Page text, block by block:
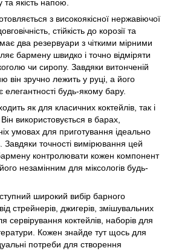
якість напою.
з високоякісної нержавіючої
стійкість до корозії та
має два резервуари з чіткими мірними
бармену швидко і точно відміряти
чи сиропу. Завдяки витонченій
він зручно лежить у руці, а його
будь-якому бару.
як для класичних коктейлів, так і
використовується в барах,
умовах для приготування ідеально
Завдяки точності вимірювання цей
контролювати кожен компонент
незамінним для міксологів будь-
широкий вибір барного
стрейнерів, джигерів, змішувальних
сервірування коктейлів, наборів для
Кожен знайде тут щось для
потреби для створення